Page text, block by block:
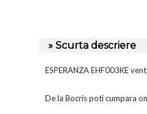
» Scurta descriere
ESPERANZA EHF003KE
De la Bocris poti cumpara